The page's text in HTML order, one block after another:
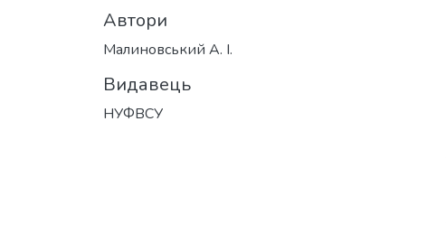
Автори
Малиновський А. І.
Видавець
НУФВСУ